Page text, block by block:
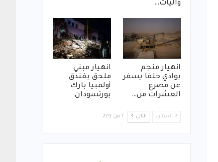
واليات…
انهيار منجم
بوادي حلفا يسفر
عن مصرع
العشرات من…
انهيار مبني
ملحق بفندق
أولمبيا بارك
بورتسودان
السابق التالي 1 من 279